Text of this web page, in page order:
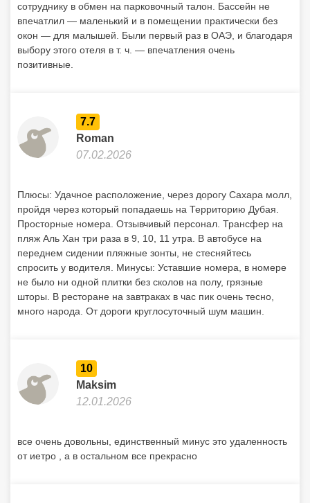
сотруднику в обмен на парковочный талон. Бассейн не
впечатлил — маленький и в помещении практически без
окон — для малышей. Были первый раз в ОАЭ, и благодаря
выбору этого отеля в т. ч. — впечатления очень
позитивные.
7.7
Roman
07.02.2026
Плюсы: Удачное расположение, через дорогу Сахара молл,
пройдя через который попадаешь на Территорию Дубая.
Просторные номера. Отзывчивый персонал. Трансфер на
пляж Аль Хан три раза в 9, 10, 11 утра. В автобусе на
переднем сидении пляжные зонты, не стесняйтесь
спросить у водителя. Минусы: Уставшие номера, в номере
не было ни одной плитки без сколов на полу, грязные
шторы. В ресторане на завтраках в час пик очень тесно,
много народа. От дороги круглосуточный шум машин.
10
Maksim
12.01.2026
все очень довольны, единственный минус это удаленность
от иетро , а в остальном все прекрасно